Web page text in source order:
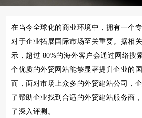
在当今全球化的商业环境中，拥有一个
对于企业拓展国际市场至关重要。据相
示，超过 80%的海外客户会通过网络搜
个优质的外贸网站能够显著提升企业的
而，面对市场上众多的外贸建站公司，
了帮助企业找到合适的外贸建站服务商
了深入评测。